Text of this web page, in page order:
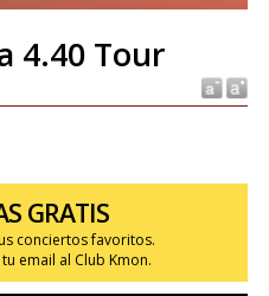
4.40 Tour
GRATIS
conciertos favoritos.
email al Club Kmon.